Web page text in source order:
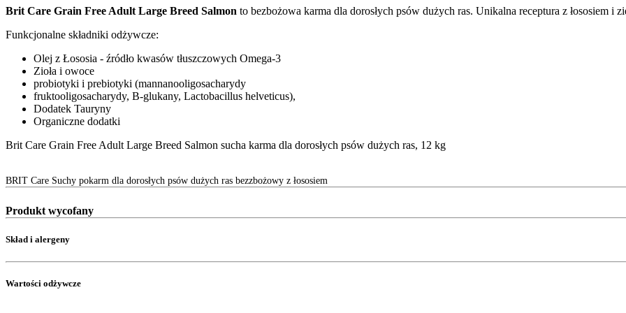
Brit Care Grain Free Adult Large Breed Salmon to bezbożowa karma dla dorosłych psów dużych ras. Unikalna receptura z łososiem i
Funkcjonalne składniki odżywcze:
Olej z Łososia - źródło kwasów tłuszczowych Omega-3
Zioła i owoce
probiotyki i prebiotyki (mannanooligosacharydy
fruktooligosacharydy, B-glukany, Lactobacillus helveticus),
Dodatek Tauryny
Organiczne dodatki
Brit Care Grain Free Adult Large Breed Salmon sucha karma dla dorosłych psów dużych ras, 12 kg
BRIT Care Suchy pokarm dla dorosłych psów dużych ras bezzbożowy z łososiem
Produkt wycofany
Skład i alergeny
Wartości odżywcze